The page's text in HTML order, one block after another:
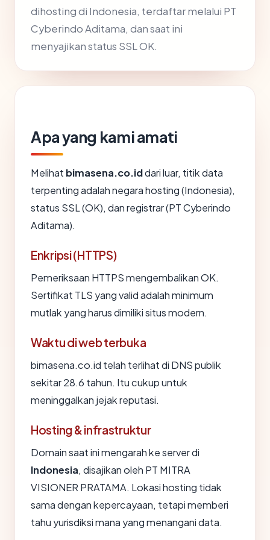
dihosting di Indonesia, terdaftar melalui PT
Cyberindo Aditama, dan saat ini
menyajikan status SSL OK.
Apa yang kami amati
Melihat bimasena.co.iddari luar, titik data
terpenting adalah negara hosting (Indonesia),
status SSL (OK), dan registrar (PT Cyberindo
Aditama).
Enkripsi (HTTPS)
Pemeriksaan HTTPS mengembalikan OK.
Sertifikat TLS yang valid adalah minimum
mutlak yang harus dimiliki situs modern.
Waktu di web terbuka
bimasena.co.id telah terlihat di DNS publik
sekitar 28.6 tahun. Itu cukup untuk
meninggalkan jejak reputasi.
Hosting & infrastruktur
Domain saat ini mengarah ke server di
Indonesia, disajikan oleh PT MITRA
VISIONER PRATAMA. Lokasi hosting tidak
sama dengan kepercayaan, tetapi memberi
tahu yurisdiksi mana yang menangani data.